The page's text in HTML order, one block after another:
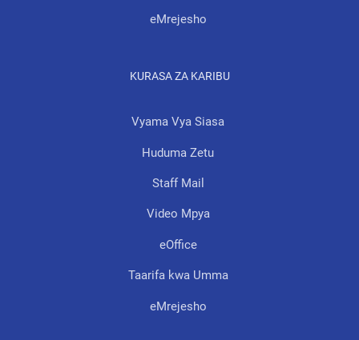
eMrejesho
KURASA ZA KARIBU
Vyama Vya Siasa
Huduma Zetu
Staff Mail
Video Mpya
eOffice
Taarifa kwa Umma
eMrejesho